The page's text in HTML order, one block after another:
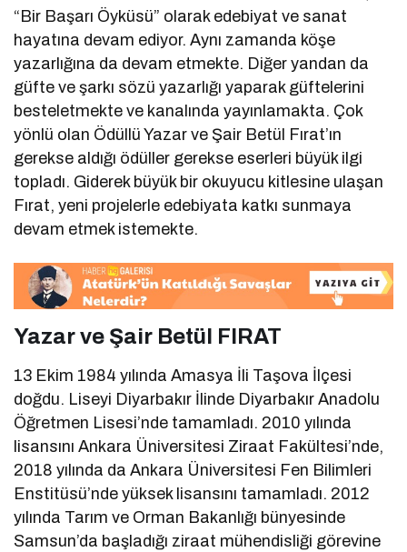
“Bir Başarı Öyküsü” olarak edebiyat ve sanat
hayatına devam ediyor. Aynı zamanda köşe
yazarlığına da devam etmekte. Diğer yandan da
güfte ve şarkı sözü yazarlığı yaparak güftelerini
besteletmekte ve kanalında yayınlamakta. Çok
yönlü olan Ödüllü Yazar ve Şair Betül Fırat’ın
gerekse aldığı ödüller gerekse eserleri büyük ilgi
topladı. Giderek büyük bir okuyucu kitlesine ulaşan
Fırat, yeni projelerle edebiyata katkı sunmaya
devam etmek istemekte.
Yazar ve Şair Betül FIRAT
13 Ekim 1984 yılında Amasya İli Taşova İlçesi
doğdu. Liseyi Diyarbakır İlinde Diyarbakır Anadolu
Öğretmen Lisesi’nde tamamladı. 2010 yılında
lisansını Ankara Üniversitesi Ziraat Fakültesi’nde,
2018 yılında da Ankara Üniversitesi Fen Bilimleri
Enstitüsü’nde yüksek lisansını tamamladı. 2012
yılında Tarım ve Orman Bakanlığı bünyesinde
Samsun’da başladığı ziraat mühendisliği görevine